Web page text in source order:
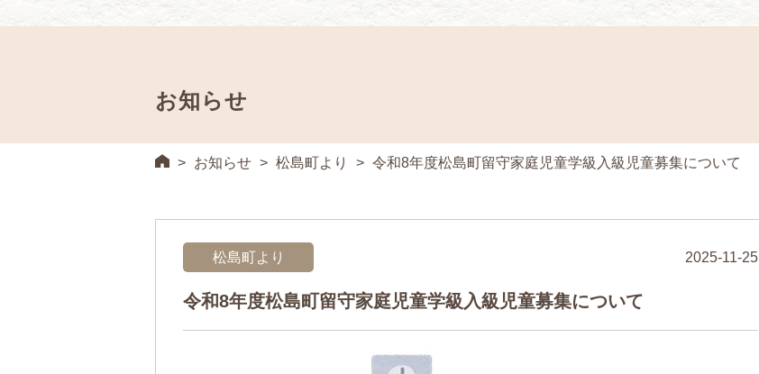
お知らせ
> お知らせ > 松島町より > 令和8年度松島町留守家庭児童学級入級児童募集について
2025-11-25
松島町より
令和8年度松島町留守家庭児童学級入級児童募集について